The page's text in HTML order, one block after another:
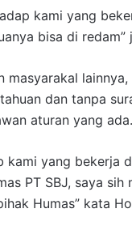
kami yang
bisa di redam”
masyarakal
dan tanpa
aturan yang ada.
kami yang bekerja
PT SBJ, saya
Humas” kata